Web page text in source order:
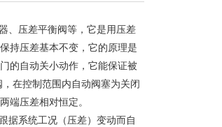
、压差平衡阀等，它是用压差
持压差基本不变，它的原理是
的自动关小动作，它能保证被
在控制范围内自动阀塞为关闭
端压差相对恒定。
据系统工况（压差）变动而自